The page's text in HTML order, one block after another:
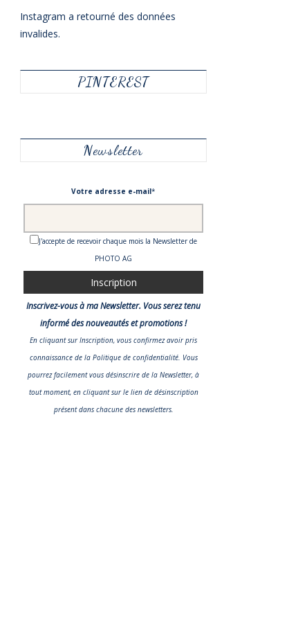
Instagram a retourné des données
invalides.
PINTEREST
Newsletter
Votre adresse e-mail*
J'accepte de recevoir chaque mois la Newsletter de
PHOTO AG
Inscrivez-vous à ma Newsletter. Vous serez tenu
informé des nouveautés et promotions !
En cliquant sur Inscription, vous confirmez avoir pris
connaissance de la Politique de confidentialité. Vous
pourrez facilement vous désinscrire de la Newsletter, à
tout moment, en cliquant sur le lien de désinscription
présent dans chacune des newsletters.